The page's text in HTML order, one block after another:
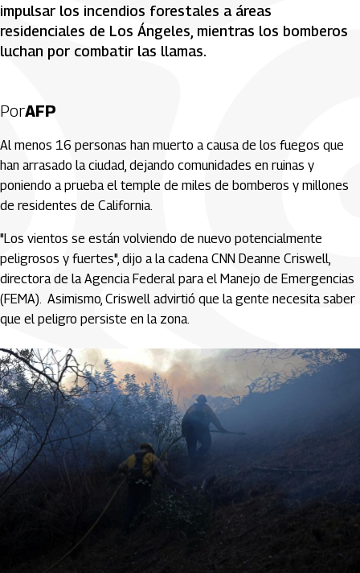
impulsar los incendios forestales a áreas
residenciales de Los Ángeles, mientras los bomberos
luchan por combatir las llamas.
PorAFP
Al menos 16 personas han muerto a causa de los fuegos que
han arrasado la ciudad, dejando comunidades en ruinas y
poniendo a prueba el temple de miles de bomberos y millones
de residentes de California.
"Los vientos se están volviendo de nuevo potencialmente
peligrosos y fuertes", dijo a la cadena CNN Deanne Criswell,
directora de la Agencia Federal para el Manejo de Emergencias
(FEMA). Asimismo, Criswell advirtió que la gente necesita saber
que el peligro persiste en la zona.